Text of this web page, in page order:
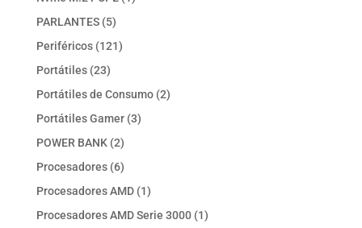
PARLANTES 55
productos
Periféricos 121121
Portátiles 2323
productos
Portátiles de Consumo 22
Portátiles Gamer 33
POWER BANK 22
productos
Procesadores 66
productos
Procesadores AMD 11
producto
Procesadores AMD Serie 3000 11